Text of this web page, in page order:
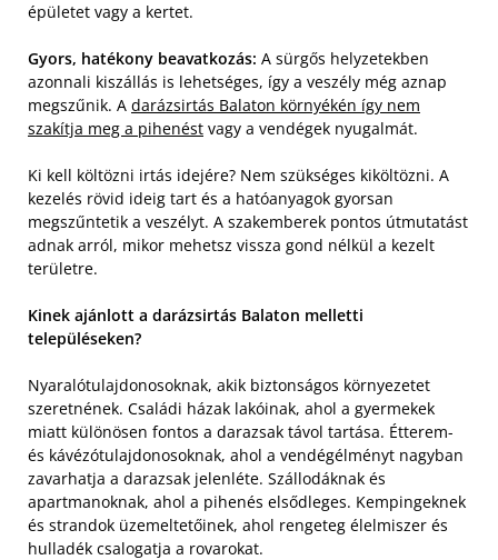
épületet vagy a kertet.
Gyors, hatékony beavatkozás: A sürgős helyzetekben
azonnali kiszállás is lehetséges, így a veszély még aznap
megszűnik. A darázsirtás Balaton környékén így nem
szakítja meg a pihenést vagy a vendégek nyugalmát.
Ki kell költözni irtás idejére? Nem szükséges kiköltözni. A
kezelés rövid ideig tart és a hatóanyagok gyorsan
megszűntetik a veszélyt. A szakemberek pontos útmutatást
adnak arról, mikor mehetsz vissza gond nélkül a kezelt
területre.
Kinek ajánlott a darázsirtás Balaton melletti
településeken?
Nyaralótulajdonosoknak, akik biztonságos környezetet
szeretnének. Családi házak lakóinak, ahol a gyermekek
miatt különösen fontos a darazsak távol tartása. Étterem-
és kávézótulajdonosoknak, ahol a vendégélményt nagyban
zavarhatja a darazsak jelenléte. Szállodáknak és
apartmanoknak, ahol a pihenés elsődleges. Kempingeknek
és strandok üzemeltetőinek, ahol rengeteg élelmiszer és
hulladék csalogatja a rovarokat.